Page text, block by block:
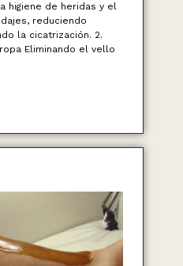
higiene de heridas y el
reduciendo
la cicatrización. 2.
Eliminando el vello